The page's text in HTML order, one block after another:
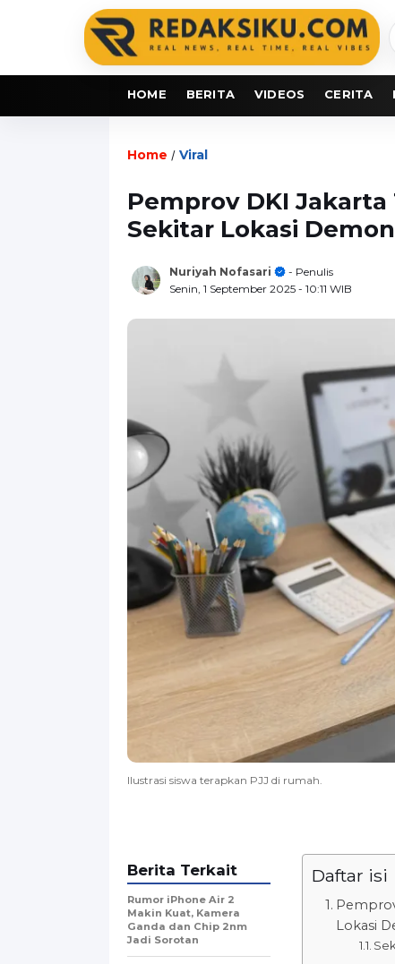
HOME BERITA VIDEOS CERITA
Home / Viral
Pemprov DKI
Sekitar Lokasi
Nuriyah Nofasari
- Penulis
Senin, 1 September 2025 - 10:11 WIB
llustrasi siswa terapkan PJJ di rumah.
Daftar isi
Lokasi
Berita Terkait
Rumor iPhone Air 2
Makin Kuat, Kamera
Ganda dan Chip 2nm
Jadi Sorotan